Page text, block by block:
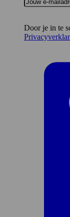
e-
Door je in te